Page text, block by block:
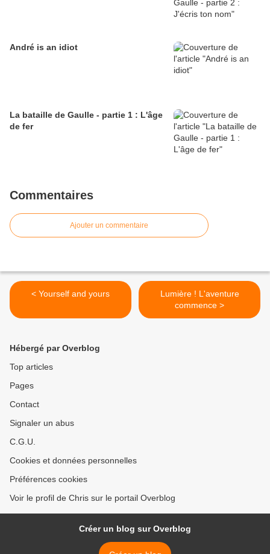
André is an idiot
La bataille de Gaulle - partie 1 : L'âge
de fer
Commentaires
Ajouter un commentaire
< Yourself and yours
Lumière ! L'aventure
commence >
Hébergé par Overblog
Top articles
Pages
Contact
Signaler un abus
C.G.U.
Cookies et données personnelles
Préférences cookies
Voir le profil de Chris sur le portail Overblog
Créer un blog sur Overblog